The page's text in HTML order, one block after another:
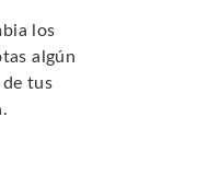
los
algún
tus